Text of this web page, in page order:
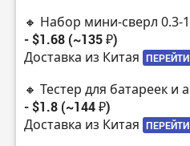
🔸 Набор мини-сверл 0.3-
- $1.68 (~135 ₽)
Доставка из Китая ПЕРЕЙТИ
🔸 Тестер для батареек и
- $1.8 (~144 ₽)
Доставка из Китая ПЕРЕЙТИ